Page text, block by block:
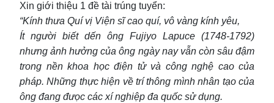
Xin giới thiệu 1 đề tài trúng tuyển:
“Kính thưa Quí vị Viện sĩ cao quí, vô vàng kính yêu,
Ít người biết dến ông Fujiyo Lapuce (1748-1792)
nhưng ảnh hưởng của ông ngày nay vẫn còn sâu đậm
trong nền khoa học điện tử và công nghệ cao của
pháp. Những thực hiện về trí thông mình nhân tạo của
ông đang đưọc các xí nghiệp đa quốc sử dụng.